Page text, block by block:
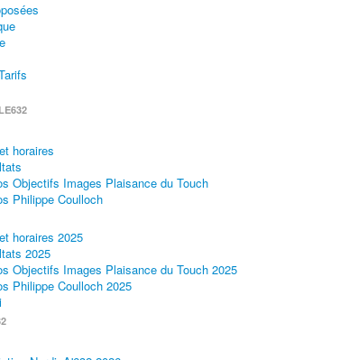
horaires
Objectifs Images Plaisance du Touch
Philippe Coulloch
horaires 2025
2025
Objectifs Images Plaisance du Touch 2025
Philippe Coulloch 2025